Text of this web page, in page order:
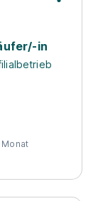
in
Monat